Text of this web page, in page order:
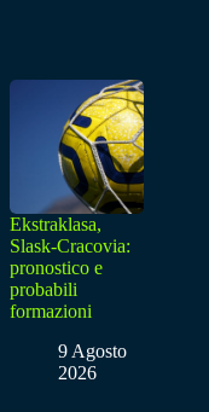
Ekstraklasa,
Slask-Cracovia:
pronostico e
probabili
formazioni
9 Agosto
2026